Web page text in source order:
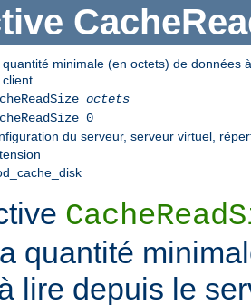
quantité minimale (en octets) de données
client
octets
0
du serveur, serveur virtuel,
quantité
lire depuis le